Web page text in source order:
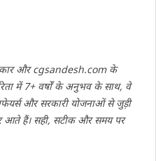
और cgsandesh.com के
में 7+ वर्षों के अनुभव के साथ, वे
और सरकारी योजनाओं से जुड़ी
आते हैं। सही, सटीक और समय पर